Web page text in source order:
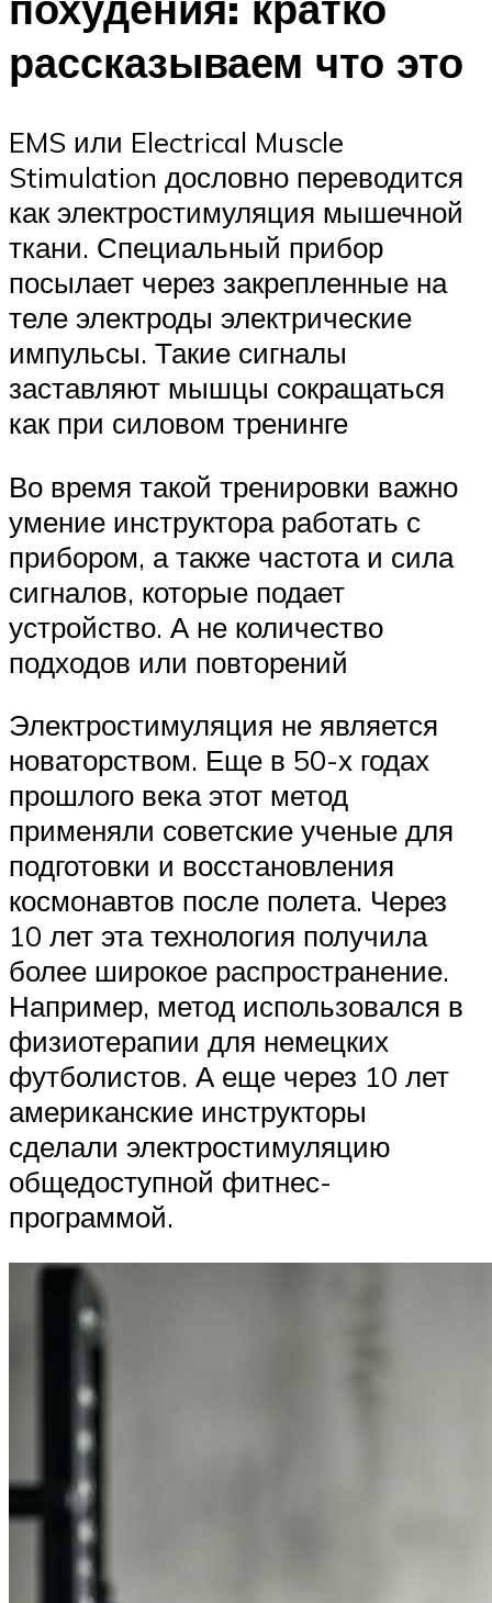
рассказываем что это
EMS или Electrical Muscle
Stimulation дословно переводится
как электростимуляция мышечной
ткани. Специальный прибор
посылает через закрепленные на
теле электроды электрические
импульсы. Такие сигналы
заставляют мышцы сокращаться
как при силовом тренинге
Во время такой тренировки важно
умение инструктора работать с
прибором, а также частота и сила
сигналов, которые подает
устройство. А не количество
подходов или повторений
Электростимуляция не является
новаторством. Еще в 50-х годах
прошлого века этот метод
применяли советские ученые для
подготовки и восстановления
космонавтов после полета. Через
10 лет эта технология получила
более широкое распространение.
Например, метод использовался в
физиотерапии для немецких
футболистов. А еще через 10 лет
американские инструкторы
сделали электростимуляцию
общедоступной фитнес-
программой.